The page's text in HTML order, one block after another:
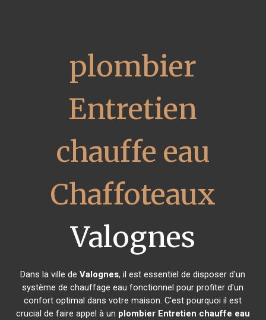
plombier
Entretien
chauffe eau
Chaffoteaux
Valognes
Dans la ville deValognes, il est essentiel de disposer d'un
système de chauffage eau fonctionnel pour profiter d'un
confort optimal dans votre maison. C'est pourquoi il est
crucial de faire appel à un plombier Entretien chauffe eau